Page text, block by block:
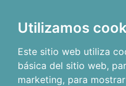
Utilizamos
Este sitio web utiliza
básica del sitio web,
marketing, para